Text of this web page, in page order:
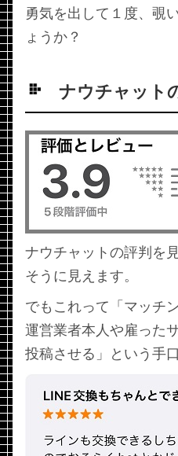
勇気を出して１度、覗
ょうか？
ナウチャット
ナウチャットの評判を
そうに見えます。
でもこれって「マッチ
運営業者本人や雇った
投稿させる」という手